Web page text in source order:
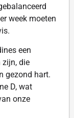
week moeten
een
zijn, die
gezond hart.
D, wat
onze